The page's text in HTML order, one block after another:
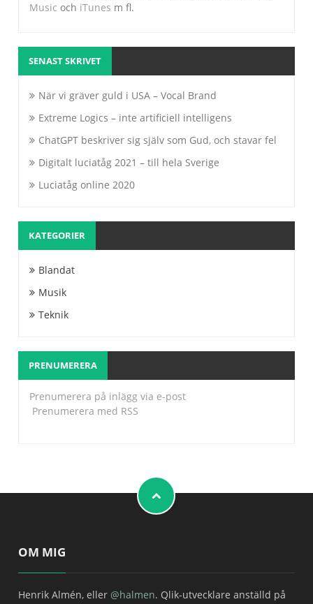
Music och iTunes m fl.
SENAST SKRIVET
När vi gräver guld i USA – Vocal Brand
Extreme Logics – inte artificiell intelligens
ChatGPT beskriver sig själv som Gud, och stavar fel
Digitalt luciatåg 2021 – till hela Sverige
Luciatåg online 2020
KATEGORIER
Blandat
Musik
Teknik
PRENUMERERA
Prenumerera på inlägg via e-post
Prenumerera med RSS
OM MIG
Henrik Almén, eller @halmen. Qlik-utvecklare anställd på